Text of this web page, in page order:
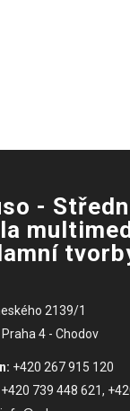
-
2139/1
4 - Chodov
+420 267 915 120
+420 739 448 621,